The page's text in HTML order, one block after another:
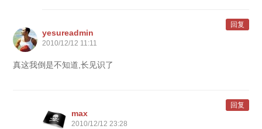
yesureadmin
2010/12/12 11:11
真这我倒是不知道,长见识了
回复
max
2010/12/12 23:28
回复